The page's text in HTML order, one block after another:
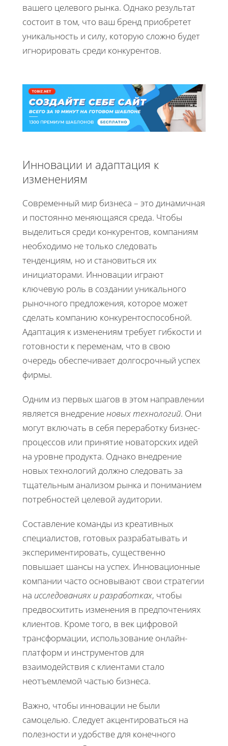
вашего целевого рынка. Однако результат
состоит в том, что ваш бренд приобретет
уникальность и силу, которую сложно будет
игнорировать среди конкурентов.
Инновации и адаптация к
изменениям
Современный мир бизнеса – это динамичная
и постоянно меняющаяся среда. Чтобы
выделиться среди конкурентов, компаниям
необходимо не только следовать
тенденциям, но и становиться их
инициаторами. Инновации играют
ключевую роль в создании уникального
рыночного предложения, которое может
сделать компанию конкурентоспособной.
Адаптация к изменениям требует гибкости и
готовности к переменам, что в свою
очередь обеспечивает долгосрочный успех
фирмы.
Одним из первых шагов в этом направлении
является внедрениеновых технологий. Они
могут включать в себя переработку бизнес-
процессов или принятие новаторских идей
на уровне продукта. Однако внедрение
новых технологий должно следовать за
тщательным анализом рынка и пониманием
потребностей целевой аудитории.
Составление команды из креативных
специалистов, готовых разрабатывать и
экспериментировать, существенно
повышает шансы на успех. Инновационные
компании часто основывают свои стратегии
на исследованиях и разработках, чтобы
предвосхитить изменения в предпочтениях
клиентов. Кроме того, в век цифровой
трансформации, использование онлайн-
платформ и инструментов для
взаимодействия с клиентами стало
неотъемлемой частью бизнеса.
Важно, чтобы инновации не были
самоцелью. Следует акцентироваться на
полезности и удобстве для конечного